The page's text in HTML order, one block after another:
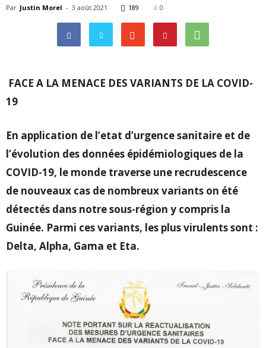
Par Justin Morel - 3 août 2021 189 0
FACE A LA MENACE DES VARIANTS DE LA COVID-
19
En application de l’etat d’urgence sanitaire et de
l’évolution des données épidémiologiques de la
COVID-19, le monde traverse une recrudescence
de nouveaux cas de nombreux variants on été
détectés dans notre sous-région y compris la
Guinée. Parmi ces variants, les plus virulents sont :
Delta, Alpha, Gama et Eta.